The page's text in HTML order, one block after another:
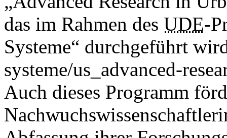
das im Rahmen des UDE-
Systeme“ durchgeführt
systeme/us_advanced-
Auch dieses Programm